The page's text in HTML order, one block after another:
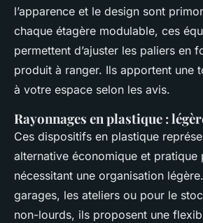
l’apparence et le design sont
chaque étagère modulable, ces
permettent d’ajuster les paliers en
produit à ranger. Ils apportent une
à votre espace selon les avis.
Rayonnages en plastique :
Ces dispositifs en plastique
alternative économique et pratique
nécessitant une organisation
garages, les ateliers ou pour le
non-lourds, ils proposent une